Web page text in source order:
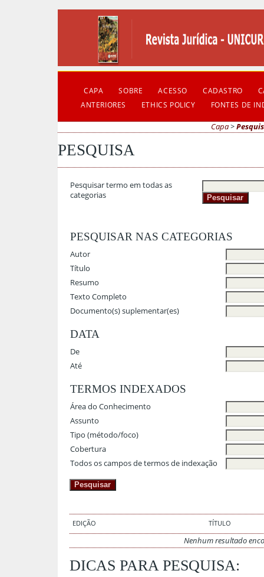
CAPA SOBRE ACESSO CADASTRO
ANTERIORES
ETHICS POLICY FONTES DE
Capa>
PESQUISA
Pesquisar termo em todas as
categorias
PESQUISAR NAS CATEGORIAS
Autor
Título
Resumo
Texto Completo
Documento(s) suplementar(es)
DATA
De
Até
TERMOS INDEXADOS
Área do Conhecimento
Assunto
Tipo (método/foco)
Cobertura
Todos os campos de termos de indexação
EDIÇÃO TÍTULO
Nenhum resultado
DICAS PARA PESQUISA: